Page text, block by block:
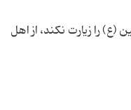
را زیارت نکند، از اهل